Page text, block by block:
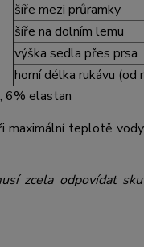
šíře mezi průramky
šíře na dolním lemu
výška sedla přes prsa
horní délka rukávu (od
6% elastan
maximální teplotě
zcela odpovídat